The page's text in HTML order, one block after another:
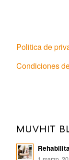
Politica de
Condiciones
MUVHIT